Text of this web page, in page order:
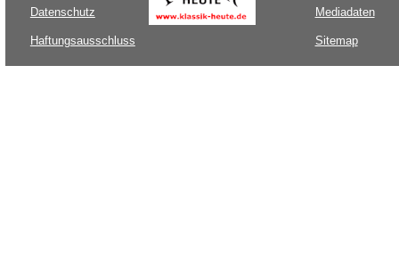
Datenschutz
Haftungsausschluss
Mediadaten
Sitemap